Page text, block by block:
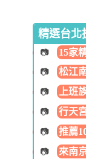
精選台北
15家
松江
上班
行天
推薦
來南